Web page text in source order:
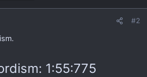
#2
1:55:775